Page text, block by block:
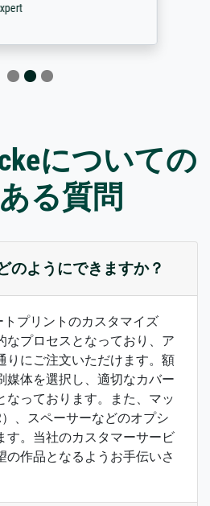
についての
る質問
のようにできますか？
トプリントのカスタマイズ
なプロセスとなっており、ア
りにご注文いただけます。額
媒体を選択し、適切なカバー
なっております。また、マッ
、スペーサーなどのオプシ
す。当社のカスタマーサービ
の作品となるようお手伝いさ